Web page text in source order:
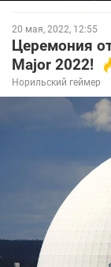
20 мая, 2022, 12:55
Церемония
Major 2022!
Норильский геймер